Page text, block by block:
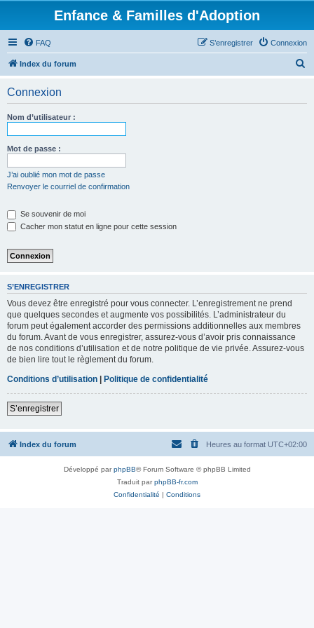
Enfance & Familles d'Adoption
FAQ Connexion
S’enregistrer
Index du forum
Connexion
Nom d’utilisateur :
Mot de passe :
J’ai oublié mon mot de passe
Renvoyer le courriel de confirmation
Se souvenir de moi
Cacher mon statut en ligne pour cette session
S’ENREGISTRER
Vous devez être enregistré pour vous connecter. L’enregistrement ne prend
que quelques secondes et augmente vos possibilités. L’administrateur du
forum peut également accorder des permissions additionnelles aux membres
du forum. Avant de vous enregistrer, assurez-vous d’avoir pris connaissance
de nos conditions d’utilisation et de notre politique de vie privée. Assurez-vous
de bien lire tout le règlement du forum.
Conditions d’utilisation | Politique de confidentialité
S’enregistrer
Index du forum Heures au format UTC+02:00
Développé parphpBB® Forum Software © phpBB Limited
Traduit parphpBB-fr.com
Confidentialité | Conditions